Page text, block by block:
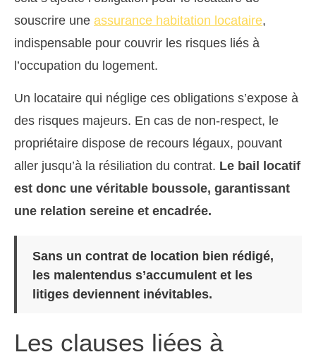
souscrire une assurance habitation locataire,
indispensable pour couvrir les risques liés à
l’occupation du logement.
Un locataire qui néglige ces obligations s’expose à
des risques majeurs. En cas de non-respect, le
propriétaire dispose de recours légaux, pouvant
aller jusqu’à la résiliation du contrat. Le bail locatif
est donc une véritable boussole, garantissant
une relation sereine et encadrée.
Sans un contrat de location bien rédigé,
les malentendus s’accumulent et les
litiges deviennent inévitables.
Les clauses liées à